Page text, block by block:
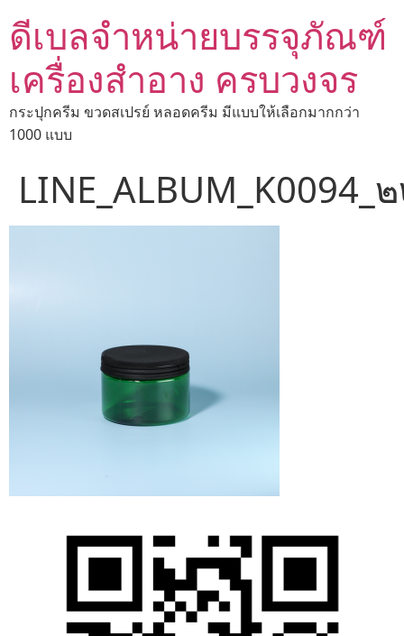
ดีเบลจำหน่ายบรรจุภัณฑ์
เครื่องสำอาง ครบวงจร
กระปุกครีม ขวดสเปรย์ หลอดครีม มีแบบให้เลือกมากกว่า
1000 แบบ